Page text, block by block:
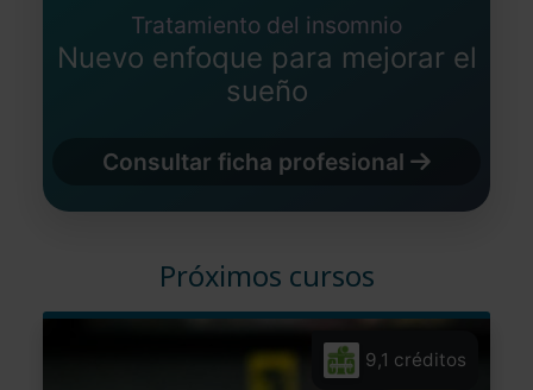
Tratamiento del insomnio
Nuevo enfoque para mejorar el
sueño
Consultar ficha profesional
Próximos cursos
9,1 créditos